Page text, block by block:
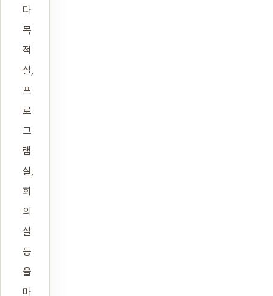
다
목
적
실,
프
로
그
램
실,
회
의
실
등
을
마